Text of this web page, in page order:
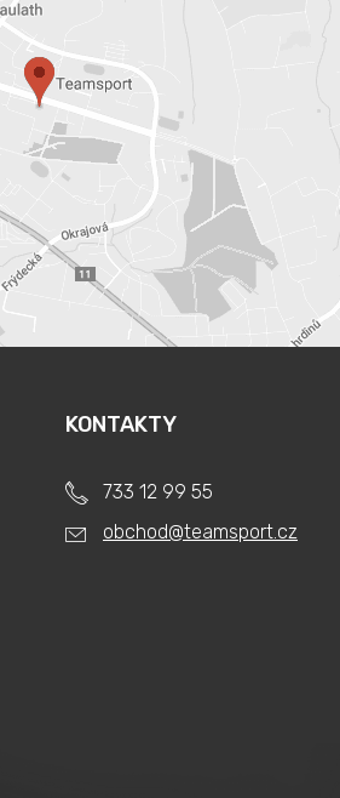
KONTAKTY
733 12 99 55
obchod@teamsport.cz